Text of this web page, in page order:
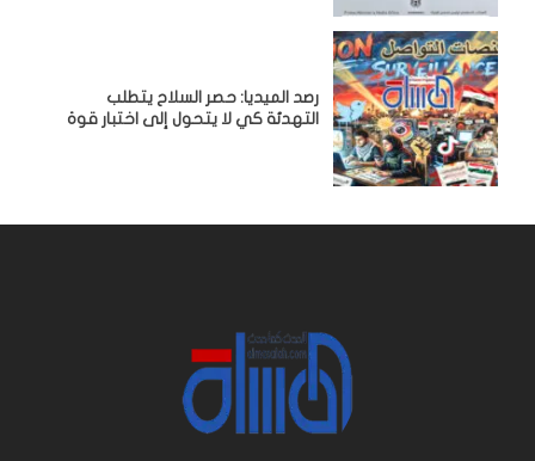
رصد الميديا: حصر السلاح يتطلب
التهدئة كي لا يتحول إلى اختبار قوة